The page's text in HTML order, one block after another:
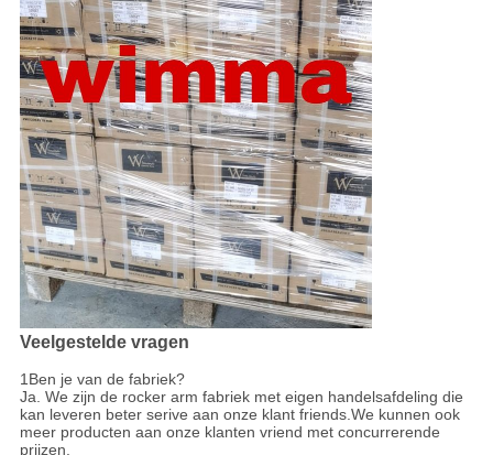
Veelgestelde vragen
1Ben je van de fabriek?
Ja. We zijn de rocker arm fabriek met eigen handelsafdeling die
kan leveren beter serive aan onze klant friends.We kunnen ook
meer producten aan onze klanten vriend met concurrerende
prijzen.